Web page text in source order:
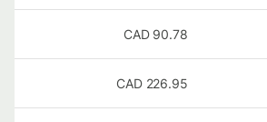
90.78
CAD
226.95
CAD